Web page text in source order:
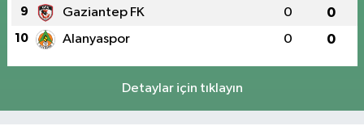
9 Gaziantep FK 0 0
10 Alanyaspor 0 0
Detaylar için tıklayın